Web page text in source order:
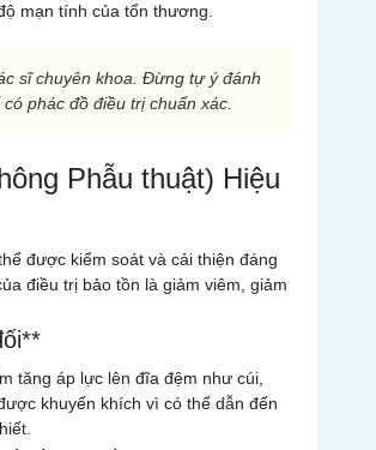
mạn tính của tổn thương.
sĩ chuyên khoa. Đừng tự ý đánh
phác đồ điều trị chuẩn xác.
Phẫu thuật) Hiệu
được kiểm soát và cải thiện đáng
điều trị bảo tồn là giảm viêm, giảm
tăng áp lực lên đĩa đệm như cúi,
khuyến khích vì có thể dẫn đến